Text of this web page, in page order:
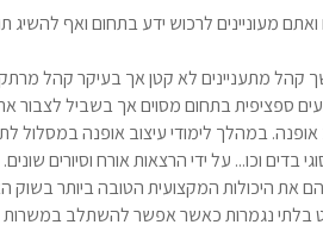
מעוניינים לרכוש ידע בתחום ואף להשיג
קהל מתעניינים לא קטן אך בעיקר קהל
ספציפית בתחום מסוים אך בשביל לצבור
במהלך לימודי עיצוב אופנה במסלול
בדים וכו... על ידי הרצאות אורח וסיורים
היכולות המקצועית הטובה ביותר בשוק
בלתי נגמרות כאשר אפשר להשתלב במשרות